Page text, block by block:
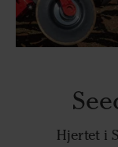
Hjertet i